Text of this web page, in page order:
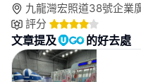
九龍灣宏照道38號企業
評分
文章提及 的好去處